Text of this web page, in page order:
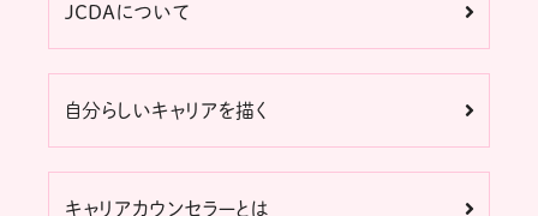
JCDAについて
自分らしいキャリアを描く
キャリアカウンセラーとは